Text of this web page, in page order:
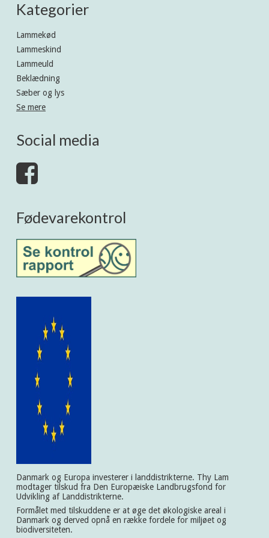
Kategorier
Lammekød
Lammeskind
Lammeuld
Beklædning
Sæber og lys
Se mere
Social media
Fødevarekontrol
Danmark og Europa investerer i landdistrikterne. Thy Lam
modtager tilskud fra Den Europæiske Landbrugsfond for
Udvikling af Landdistrikterne.
Formålet med tilskuddene er at øge det økologiske areal i
Danmark og derved opnå en række fordele for miljøet og
biodiversiteten.